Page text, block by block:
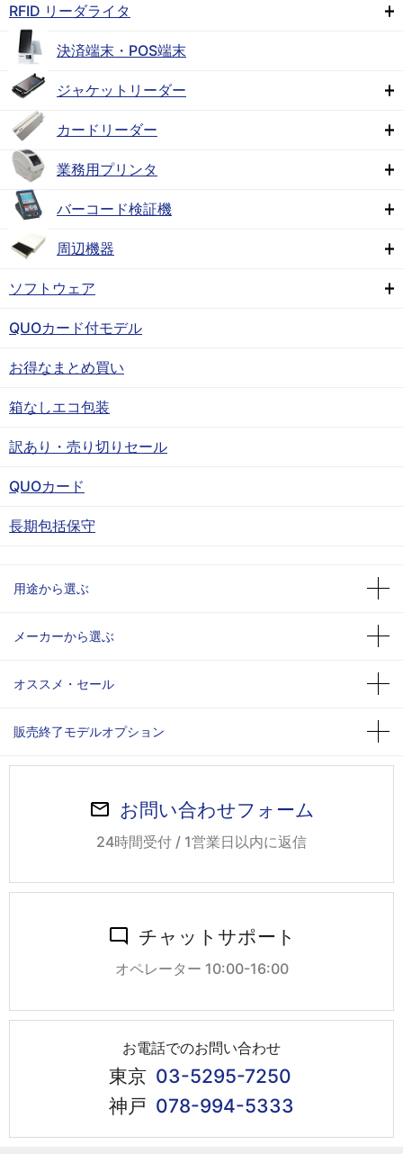
RFID リーダライタ
決済端末・POS端末
ジャケットリーダー
カードリーダー
業務用プリンタ
バーコード検証機
周辺機器
ソフトウェア
QUOカード付モデル
お得なまとめ買い
箱なしエコ包装
訳あり・売り切りセール
QUOカード
長期包括保守
用途から選ぶ
メーカーから選ぶ
オススメ・セール
販売終了モデルオプション
お問い合わせフォーム
24時間受付 / 1営業日以内に返信
チャットサポート
オペレーター 10:00-16:00
お電話でのお問い合わせ
東京 03-5295-7250
神戸 078-994-5333